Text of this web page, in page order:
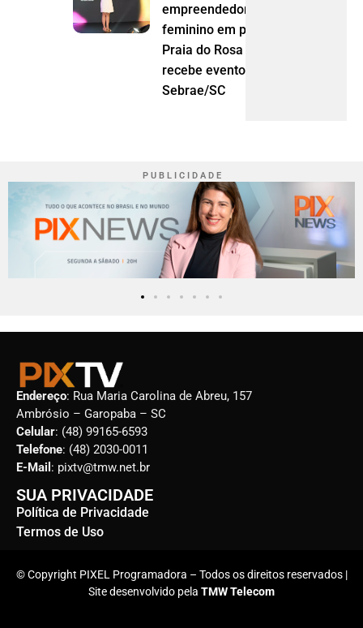
empreendedorismo
feminino em pauta:
Praia do Rosa
recebe evento do
Sebrae/SC
P U B L I C I D A D E
Endereço: Rua Maria Carolina de Abreu, 157
Ambrósio – Garopaba – SC
Celular: (48) 99165-6593
Telefone: (48) 2030-0011
E-Mail : pixtv@tmw.net.br
SUA PRIVACIDADE
Política de Privacidade
Termos de Uso
© Copyright PIXEL Programadora – Todos os direitos reservados |
Site desenvolvido pela TMW Telecom